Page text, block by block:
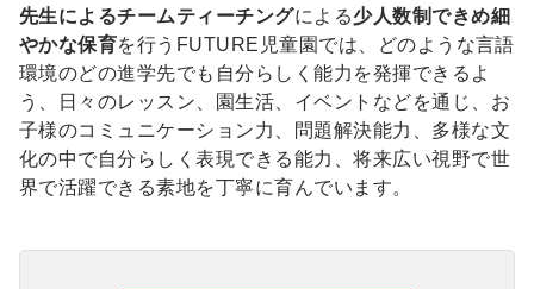
先生によるチームティーチングによる少人数制できめ細
やかな保育を行うFUTURE児童園では、どのような言語
環境のどの進学先でも自分らしく能力を発揮できるよ
う、日々のレッスン、園生活、イベントなどを通じ、お
子様のコミュニケーション力、問題解決能力、多様な文
化の中で自分らしく表現できる能力、将来広い視野で世
界で活躍できる素地を丁寧に育んでいます。